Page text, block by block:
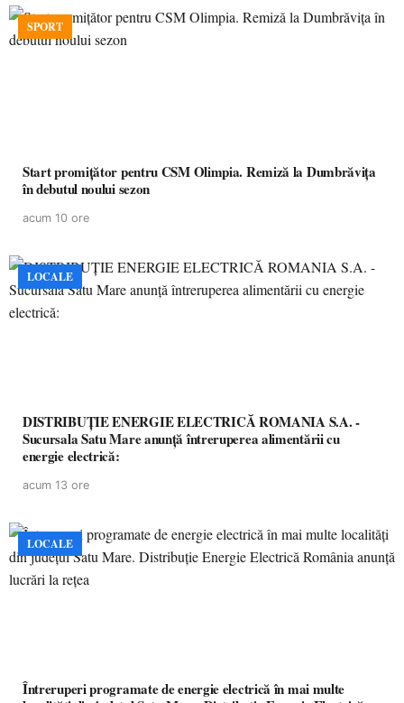
SPORT
Start promițător pentru CSM Olimpia. Remiză la Dumbrăvița
în debutul noului sezon
acum 10 ore
LOCALE
DISTRIBUȚIE ENERGIE ELECTRICĂ ROMANIA S.A. -
Sucursala Satu Mare anunţă întreruperea alimentării cu
energie electrică:
acum 13 ore
LOCALE
Întreruperi programate de energie electrică în mai multe